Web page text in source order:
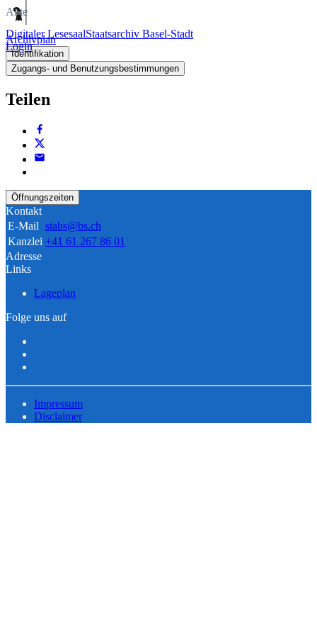
Digitaler LesesaalStaatsarchiv Basel-Stadt
Login
Akte
Archivplan
Identifikation
Zugangs- und Benutzungsbestimmungen
Teilen
Öffnungszeiten
Kontakt
E-Mail stabs@bs.ch
Kanzlei +41 61 267 86 01
Adresse
Links
Lageplan
Folge uns auf
Impressum
Disclaimer